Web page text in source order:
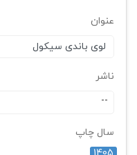
عنوان
ناشر
--
سال چاپ